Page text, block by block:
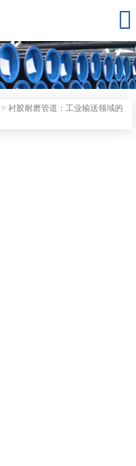

> 衬胶耐磨管道：工业输送领域的